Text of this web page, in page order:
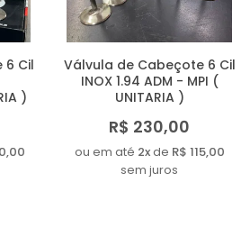
6 Cil
)
Válvula de Cabeçote 6 Cil
INOX 1.94 ADM - MPI (
UNITARIA )
R$ 230,00
ou em até 2xde R$ 115,00
sem juros